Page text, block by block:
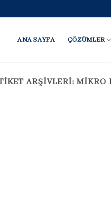
ANA SAYFA ÇÖZÜMLER
ARŞIVLERI:MIKRO